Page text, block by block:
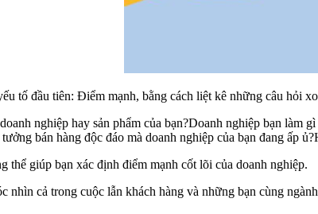
tố đầu tiên: Điểm mạnh, bằng cách liệt kê những câu hỏi
nghiệp hay sản phẩm của bạn?Doanh nghiệp bạn
bán hàng độc đáo mà doanh nghiệp của bạn đang ấp
thể giúp bạn xác định điểm mạnh cốt lõi của doanh nghiệp.
nhìn cả trong cuộc lẫn khách hàng và những bạn cùng